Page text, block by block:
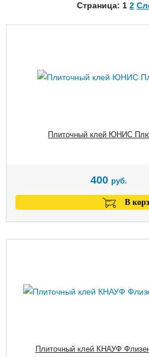
Страница: 1 2
Плиточный клей ЮНИС
400 руб.
В
Плиточный клей КНАУФ